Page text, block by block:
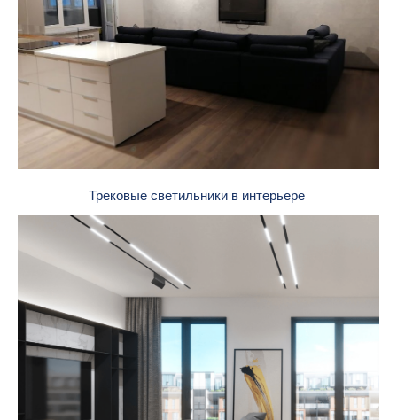
Трековые светильники в интерьере